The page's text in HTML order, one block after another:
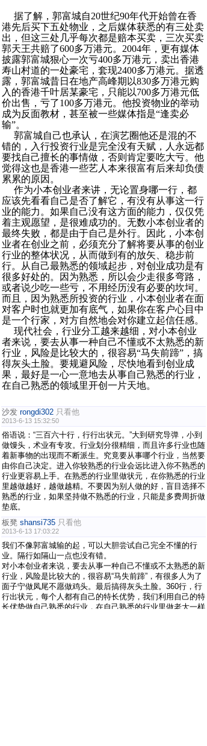
据了解，郭富城自20世纪90年代开始曾在香
港先后买下五处物业，之后媒体获悉的有三处卖
出，但这三处几乎每次都是赔本买卖，三次买卖
郭天王共赔了600多万港元。2004年，更有媒体
披露郭富城狠心一次亏400多万港元，卖出香港
寿山村道的一处豪宅，套现2400多万港元。据透
露，郭富城昔日在地产高峰期以830多万港元购
入的香港千叶居某豪宅，只能以700多万港元低
价出售，亏了100多万港元。他投资物业的举动
成为反面教材，甚至被一些媒体指是“逢卖必
输”。
郭富城自己也承认，在演艺圈他还是混的不
错的，入行投资行业是完全没有天赋，人永远都
要找自己擅长的事情做，否则肯定要吃大亏。他
觉得这也是香港一些艺人本来很富有后来却负债
累累的原因。
作为小本创业者来讲，无论置身哪一行，都
应该先看看自己是否了解它，有没有从事这一行
业的能力。如果自己没有这方面的能力，仅仅凭
着主观愿望，是很难成功的。无数小本创业者的
最终失败，都是由于自己是外行。因此，小本创
业者在创业之前，必须充分了解将要从事的创业
行业的整体状况，从而做到有的放矢、稳步前
行。从自己最熟悉的领域起步，对创业成功是有
很多好处的。因为熟悉，所以会少走很多弯路，
或者说少吃一些亏，不用经历没有必要的坎坷。
而且，因为熟悉所投资的行业，小本创业者在面
对客户时也就更加有底气，如果你在客户心目中
是一个行家，对方自然地会对你建立起信任感。
现代社会，行业分工越来越细，对小本创业
者来说，要去从事一种自己不懂或不太熟悉的新
行业，风险是比较大的，很容易“马失前蹄”，搞
得灰头土脸。要规避风险，尽快地看到创业成
果，最好是一心一意地去从事自己熟悉的行业，
在自己熟悉的领域里开创一片天地。
沙发 rongdi302 只看他
2013-6-13 15:32:50
俗语说：“三百六十行，行行出状元。”大到研究导弹，小到
做馒头，术业有专攻。行业划分很精细，而且许多行业也随
着新事物的出现而不断派生。究竟要从事哪个行业，当然要
由你自己决定。进入你较熟悉的行业会远比进入你不熟悉的
行业更容易上手。在熟悉的行业里做状元，在你熟悉的行业
里越做越好，越做越精。不要因为别人做的好，盲目选择不
熟悉的行业，如果坚持做不熟悉的行业，只能是多费周折做
垫底。
板凳 shansi735 只看他
2013-6-13 17:03:22
我们不像郭富城输的起，可以大胆尝试自己完全不懂的行
业。隔行如隔山一点也没有错。
对小本创业者来说，要去从事一种自己不懂或不太熟悉的新
行业，风险是比较大的，很容易“马失前蹄”，有很多人为了
面子宁做凤尾不愿做鸡头。最后搞得灰头土脸。360行，行
行出状元，每个人都有自己的特长优势，我们利用自己的特
长优势做自己熟悉的行业，在自己熟悉的行业里做老大一样